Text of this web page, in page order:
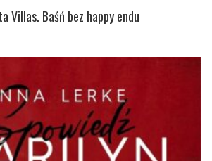
Villas. Baśń bez happy endu